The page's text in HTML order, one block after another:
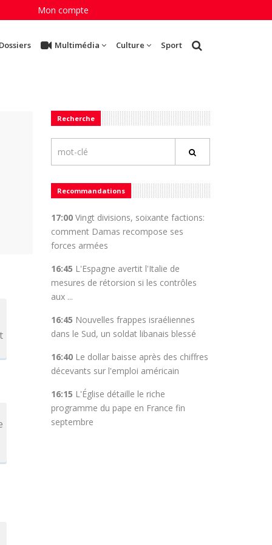
Mon compte
Multimédia Culture Sport
Recherche
Recommandations
17:00Vingt divisions, soixante factions:
comment Damas recompose ses
forces armées
16:45 L'Espagne avertit l'Italie de
mesures de rétorsion si les contrôles
aux ...
16:45 Nouvelles frappes israéliennes
dans le Sud, un soldat libanais blessé
16:40Le dollar baisse après des chiffres
décevants sur l'emploi américain
16:15 L'Église détaille le riche
programme du pape en France fin
septembre